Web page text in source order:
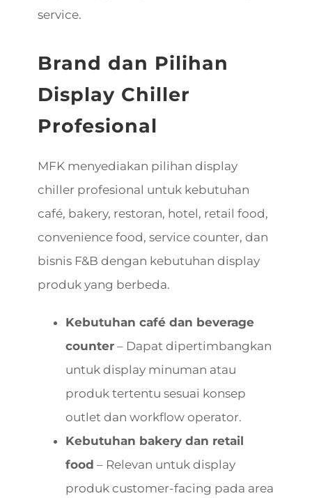
service.
Brand dan Pilihan
Display Chiller
Profesional
MFK menyediakan pilihan display
chiller profesional untuk kebutuhan
café, bakery, restoran, hotel, retail food,
convenience food, service counter, dan
bisnis F&B dengan kebutuhan display
produk yang berbeda.
Kebutuhan café dan beverage
counter– Dapat dipertimbangkan
untuk display minuman atau
produk tertentu sesuai konsep
outlet dan workflow operator.
Kebutuhan bakery dan retail
food – Relevan untuk display
produk customer-facing pada area